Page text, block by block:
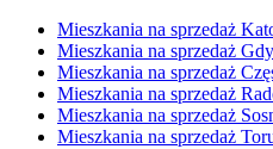
Mieszkania na sprzedaż
Mieszkania na sprzedaż
Mieszkania na sprzedaż
Mieszkania na sprzedaż
Mieszkania na sprzedaż
Mieszkania na sprzedaż